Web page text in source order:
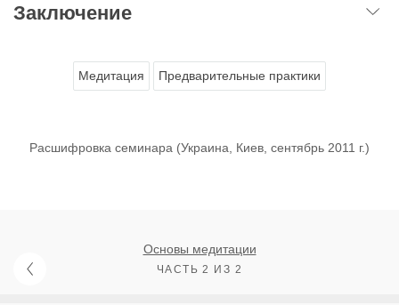
Заключение
Медитация Предварительные практики
Расшифровка семинара (Украина, Киев, сентябрь 2011 г.)
Основы медитации
ЧАСТЬ 2 ИЗ 2